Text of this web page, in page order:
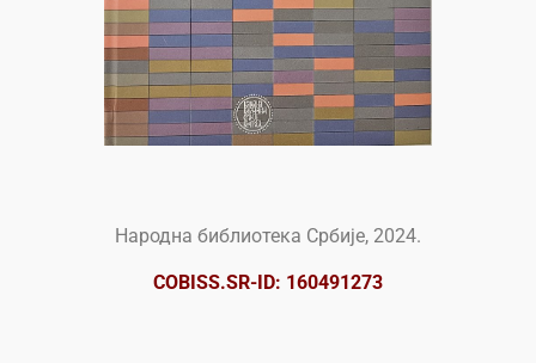
Народна библиотека Србије, 2024.
COBISS.SR-ID: 160491273